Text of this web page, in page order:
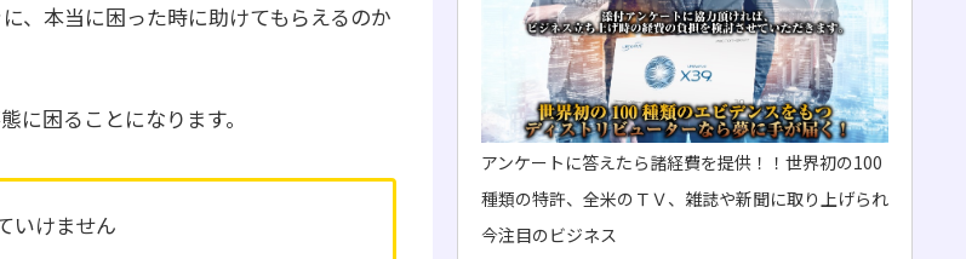
、本当に困った時に助けてもらえるのか
に困ることになります。
いけません
アンケートに答えたら諸経費を提供！！世界初の100
種類の特許、全米のＴＶ、雑誌や新聞に取り上げられ
今注目のビジネス